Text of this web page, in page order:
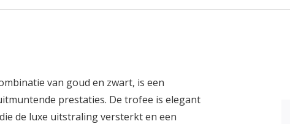
van goud en zwart, is een
prestaties. De trofee is elegant
de luxe uitstraling versterkt en een